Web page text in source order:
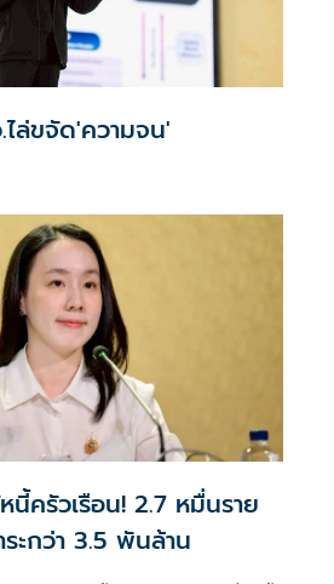
ล่ขจัด'ความจน'
ครัวเรือน! 2.7 หมื่นราย
กว่า 3.5 พันล้าน